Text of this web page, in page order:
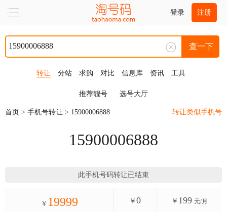
登录 注册
查一下
转让 分站 求购 对比 信息库 资讯 工具
推荐靓号 选号大厅
首页 > 手机号转让 > 15900006888 转让类似手机号
15900006888
此手机号码转让已结束
￥ 19999 ￥ 0 ￥ 199 元/月